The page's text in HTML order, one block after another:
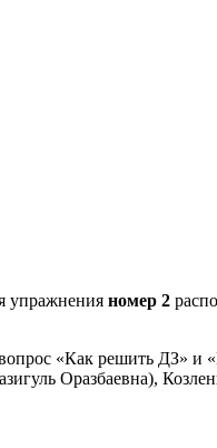
упражнения номер 2
«Как решить ДЗ»
Оразбаевна),